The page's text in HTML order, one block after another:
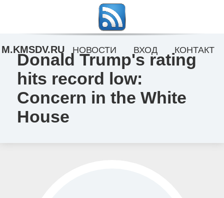
Donald Trump's rating
hits record low:
Concern in the White
House
M.KMSDV.RU НОВОСТИ ВХОД КОНТАКТ